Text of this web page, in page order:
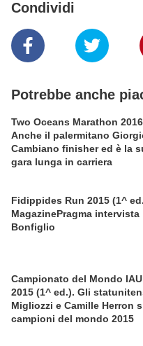
Condividi
Potrebbe anche
Two Oceans Marathon
Anche il palermitano
Cambiano finisher ed è la
gara lunga in carriera
Fidippides Run 2015 (1^
MagazinePragma intervista
Bonfiglio
Campionato del Mondo
2015 (1^ ed.). Gli
Migliozzi e Camille Herron
campioni del mondo 2015